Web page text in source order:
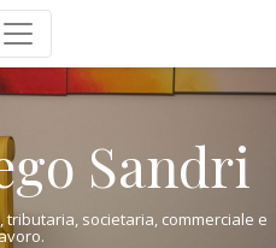
Sandri
societaria, commerciale e